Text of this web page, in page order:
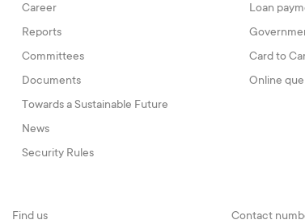
Career
Reports
Committees
Documents
Towards a Sustainable Future
News
Security Rules
Loan
Card to
Online
Find us
Contact